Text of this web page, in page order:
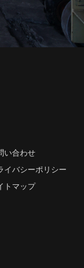
い合わせ
イバシーポリシー
トマップ